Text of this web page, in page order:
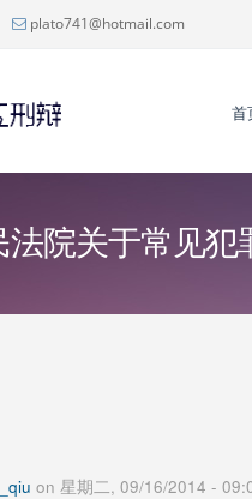
plato741@hotmail.com
首
院关于常见犯
on 星期二, 09/16/2014 -